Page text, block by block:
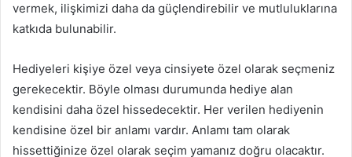
vermek, ilişkimizi daha da güçlendirebilir ve mutluluklarına
katkıda bulunabilir.
Hediyeleri kişiye özel veya cinsiyete özel olarak seçmeniz
gerekecektir. Böyle olması durumunda hediye alan
kendisini daha özel hissedecektir. Her verilen hediyenin
kendisine özel bir anlamı vardır. Anlamı tam olarak
hissettiğinize özel olarak seçim yamanız doğru olacaktır.